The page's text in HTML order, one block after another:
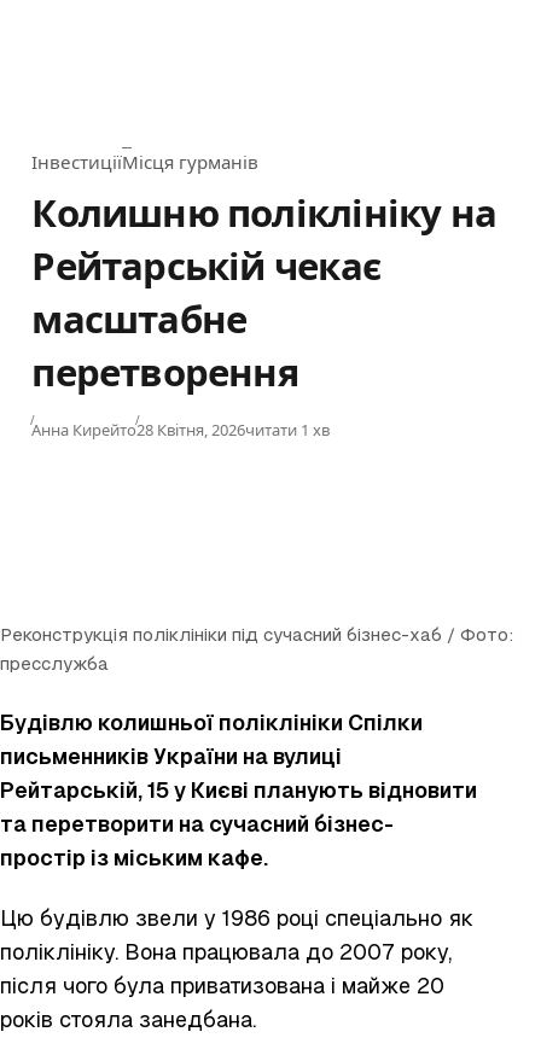
Category
ІнвестиціїМісця гурманів
Колишню поліклініку на
Рейтарській чекає
масштабне
перетворення
Анна КирейтоPublished
28 Квітня, 2026читати 1 хв
Реконструкція поліклініки під сучасний бізнес-хаб / Фото:
пресслужба
Будівлю колишньої поліклініки Спілки
письменників України на вулиці
Рейтарській, 15 у Києві планують відновити
та перетворити на сучасний бізнес-
простір із міським кафе.
Цю будівлю звели у 1986 році спеціально як
поліклініку. Вона працювала до 2007 року,
після чого була приватизована і майже 20
років стояла занедбана.